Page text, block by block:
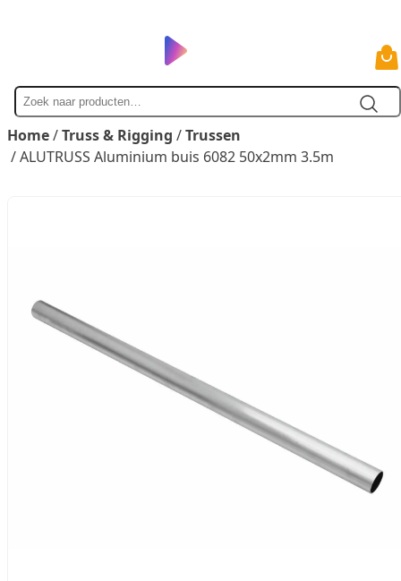
Zoek
naar
Home/Truss & Rigging /Trussen
/ ALUTRUSS Aluminium buis 6082 50x2mm 3.5m